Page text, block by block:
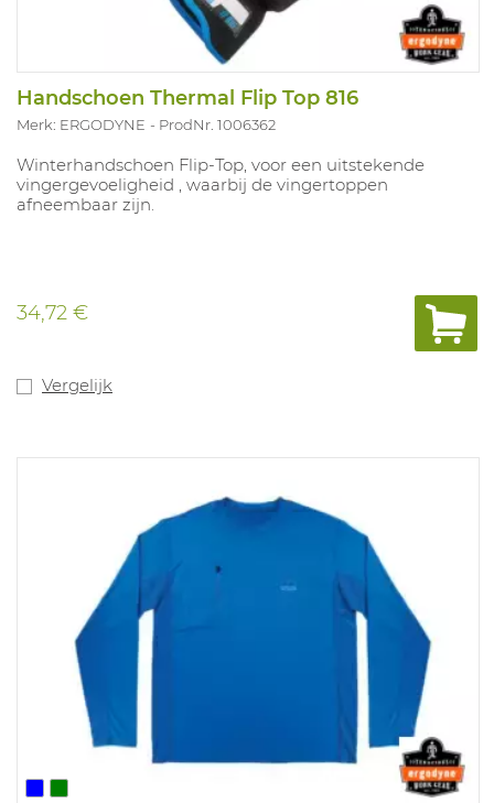
Handschoen Thermal Flip Top 816
Merk: ERGODYNE ProdNr. 1006362
Winterhandschoen Flip-Top, voor een uitstekende
vingergevoeligheid , waarbij de vingertoppen
afneembaar zijn.
34,72 €
Vergelijk